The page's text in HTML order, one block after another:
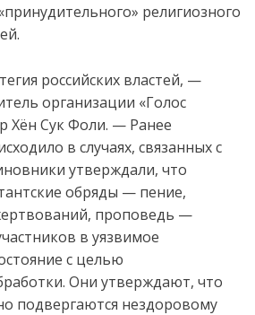
религиозного
российских властей, —
организации «Голос
Хён Сук Фоли. — Ранее
в случаях, связанных с
утверждали, что
обряды — пение,
проповедь —
в уязвимое
с целью
Они утверждают, что
подвергаются нездоровому